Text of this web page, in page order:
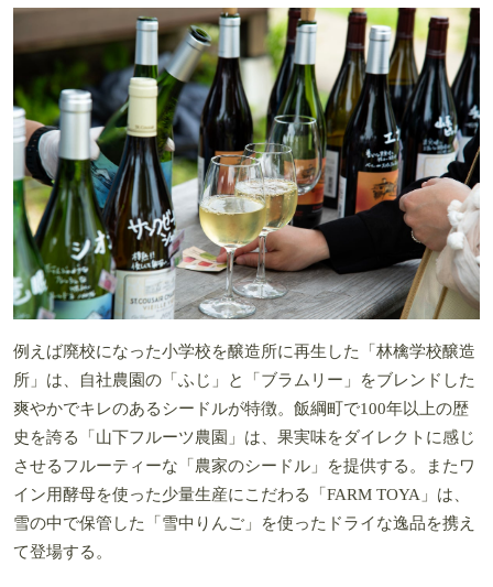
例えば廃校になった小学校を醸造所に再生した「林檎学校醸造
所」は、自社農園の「ふじ」と「ブラムリー」をブレンドした
爽やかでキレのあるシードルが特徴。飯綱町で100年以上の歴
史を誇る「山下フルーツ農園」は、果実味をダイレクトに感じ
させるフルーティーな「農家のシードル」を提供する。またワ
イン用酵母を使った少量生産にこだわる「FARM TOYA」は、
雪の中で保管した「雪中りんご」を使ったドライな逸品を携え
て登場する。